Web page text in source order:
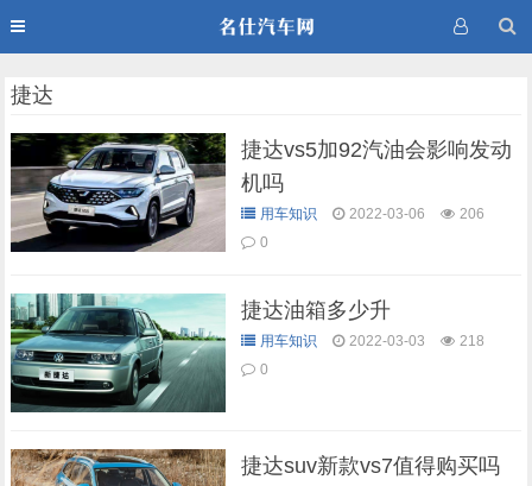
捷达
捷达vs5加92汽油会影响发动
机吗
用车知识 2022-03-06
206
0
捷达油箱多少升
用车知识 2022-03-03
218
0
捷达suv新款vs7值得购买吗